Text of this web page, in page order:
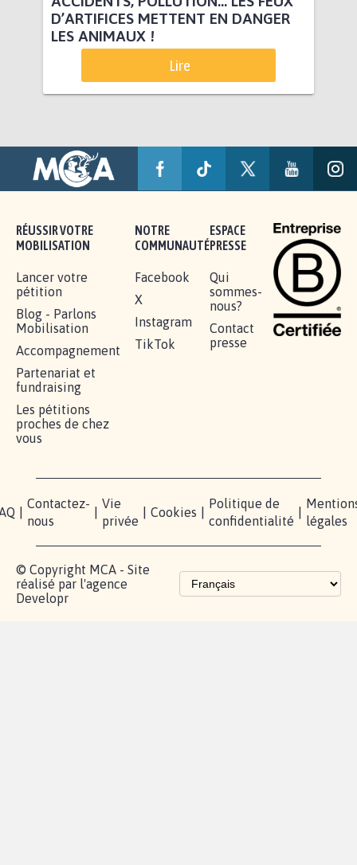
D’ARTIFICES METTENT EN DANGER
LES ANIMAUX !
Lire
RÉUSSIR VOTRE
MOBILISATION
Lancer votre
pétition
Blog - Parlons
Mobilisation
Accompagnement
Partenariat et
fundraising
Les pétitions
proches de chez
vous
NOTRE
COMMUNAUTÉ
Facebook
X
Instagram
TikTok
ESPACE
PRESSE
Qui
sommes-
nous?
Contact
presse
Contactez-
nous
Vie
privée
Cookies
Politique de
confidentialité
légales
© Copyright MCA - Site
réalisé par l'agence
Developr